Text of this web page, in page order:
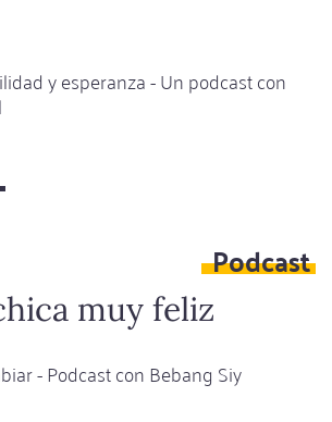
y esperanza - Un podcast con
Podcast
muy feliz
- Podcast con Bebang Siy